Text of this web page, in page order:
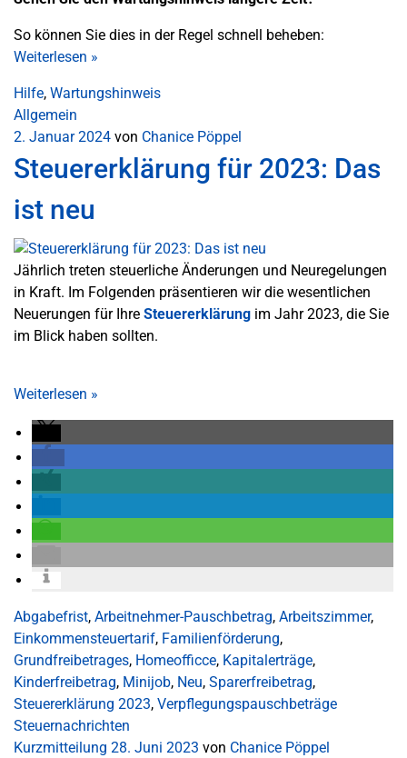
So können Sie dies in der Regel schnell beheben:
Weiterlesen »
Hilfe, Wartungshinweis
Allgemein
2. Januar 2024 von Chanice Pöppel
Steuererklärung für 2023: Das
ist neu
Jährlich treten steuerliche Änderungen und Neuregelungen
in Kraft. Im Folgenden präsentieren wir die wesentlichen
Neuerungen für Ihre Steuererklärung im Jahr 2023, die Sie
im Blick haben sollten.
Weiterlesen »
Abgabefrist, Arbeitnehmer-Pauschbetrag, Arbeitszimmer,
Einkommensteuertarif, Familienförderung,
Grundfreibetrages, Homeofficce, Kapitalerträge,
Kinderfreibetrag, Minijob, Neu, Sparerfreibetrag,
Steuererklärung 2023, Verpflegungspauschbeträge
Steuernachrichten
Kurzmitteilung 28. Juni 2023 von Chanice Pöppel